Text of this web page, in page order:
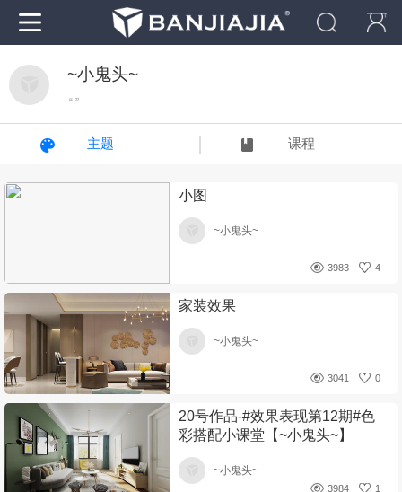
~小鬼头~
“ ”
主题 课程
小图
~小鬼头~
4
3983
家装效果
~小鬼头~
0
3041
20号作品-#效果表现第12期#色
彩搭配小课堂【~小鬼头~】
~小鬼头~
1
3984